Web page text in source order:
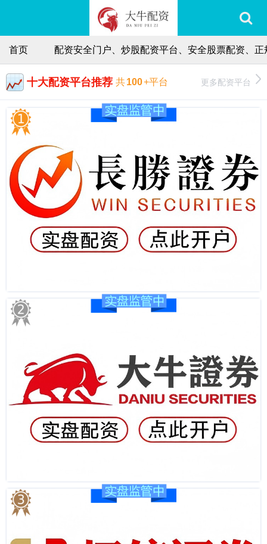
首页 配资安全门户、炒股配资平台、安全股票配资、
十大配资平台推荐 共100+平台 更多配资平台